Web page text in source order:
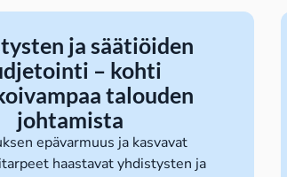
ja säätiöiden
– kohti
talouden
johtamista
epävarmuus ja kasvavat
haastavat yhdistysten ja